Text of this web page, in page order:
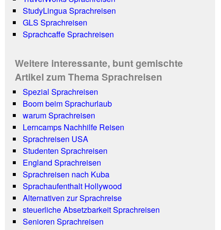
StudyLingua Sprachreisen
GLS Sprachreisen
Sprachcaffe Sprachreisen
Weitere interessante, bunt gemischte
Artikel zum Thema Sprachreisen
Spezial Sprachreisen
Boom beim Sprachurlaub
warum Sprachreisen
Lerncamps Nachhilfe Reisen
Sprachreisen USA
Studenten Sprachreisen
England Sprachreisen
Sprachreisen nach Kuba
Sprachaufenthalt Hollywood
Alternativen zur Sprachreise
steuerliche Absetzbarkeit Sprachreisen
Senioren Sprachreisen